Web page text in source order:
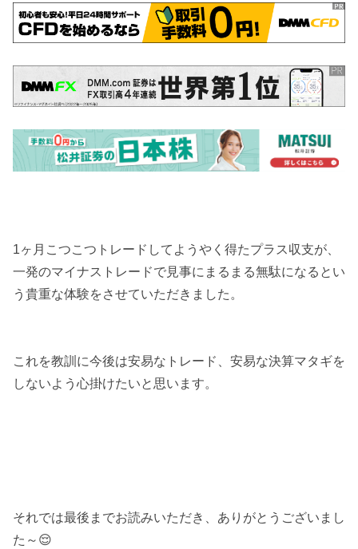
1ヶ月こつこつトレードしてようやく得たプラス収支が、
一発のマイナストレードで見事にまるまる無駄になるとい
う貴重な体験をさせていただきました。
これを教訓に今後は安易なトレード、安易な決算マタギを
しないよう心掛けたいと思います。
それでは最後までお読みいただき、ありがとうございまし
た～😌